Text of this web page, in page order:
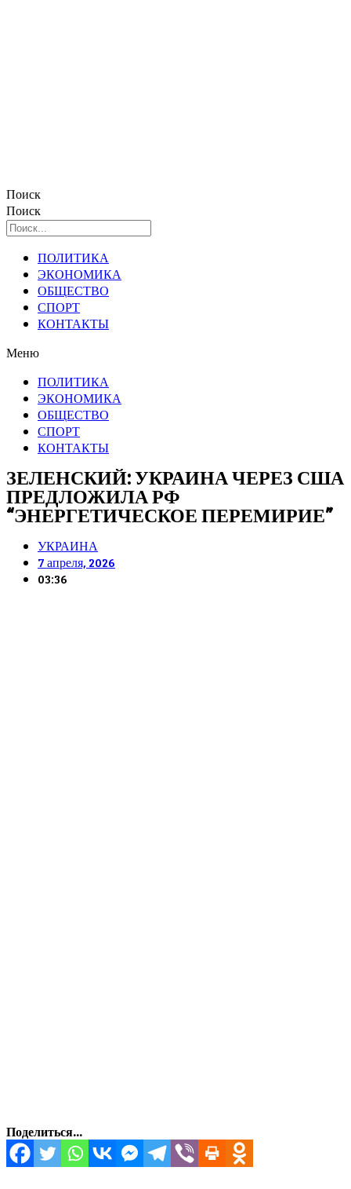
Поиск
Поиск
ПОЛИТИКА
ЭКОНОМИКА
ОБЩЕСТВО
СПОРТ
КОНТАКТЫ
Меню
ПОЛИТИКА
ЭКОНОМИКА
ОБЩЕСТВО
СПОРТ
КОНТАКТЫ
ЗЕЛЕНСКИЙ: УКРАИНА ЧЕРЕЗ США
ПРЕДЛОЖИЛА РФ
“ЭНЕРГЕТИЧЕСКОЕ ПЕРЕМИРИЕ”
УКРАИНА
7 апреля, 2026
03:36
Поделиться...